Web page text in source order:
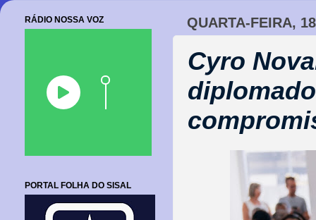
QUARTA-FEIRA,
Cyro
RÁDIO NOSSA VOZ
PORTAL FOLHA DO SISAL